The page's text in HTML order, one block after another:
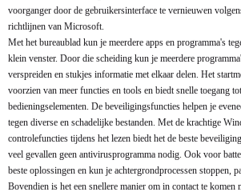
voorganger door de gebruikersinterface te vernieuwen
richtlijnen van Microsoft.
Met het bureaublad kun je meerdere apps en programma's
klein venster. Door die scheiding kun je meerdere
verspreiden en stukjes informatie met elkaar delen. Het
voorzien van meer functies en tools en biedt snelle toegang
bedieningselementen. De beveiligingsfuncties helpen je
tegen diverse en schadelijke bestanden. Met de krachtige
controlefuncties tijdens het lezen biedt het de beste
veel gevallen geen antivirusprogramma nodig. Ook voor
beste oplossingen en kun je achtergrondprocessen stoppen,
Bovendien is het een snellere manier om in contact te komen